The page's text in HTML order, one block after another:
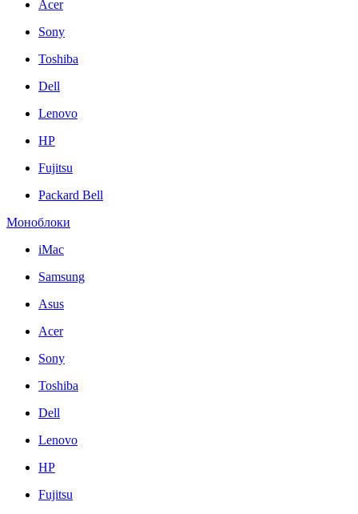
Acer
Sony
Toshiba
Dell
Lenovo
HP
Fujitsu
Packard Bell
Моноблоки
iMac
Samsung
Asus
Acer
Sony
Toshiba
Dell
Lenovo
HP
Fujitsu